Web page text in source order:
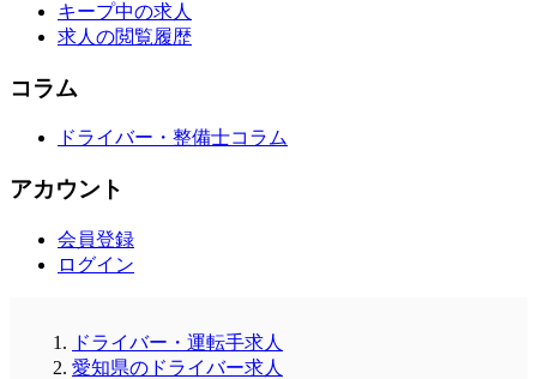
キープ中の求人
求人の閲覧履歴
コラム
ドライバー・整備士コラム
アカウント
会員登録
ログイン
ドライバー・運転手求人
愛知県のドライバー求人